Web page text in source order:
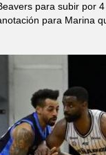
para subir por
para Marina